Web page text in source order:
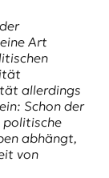
Art
allerdings
Schon der
politische
abhängt,
von